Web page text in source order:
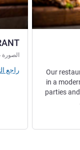
Our
in a
parties
الصورة
راجع